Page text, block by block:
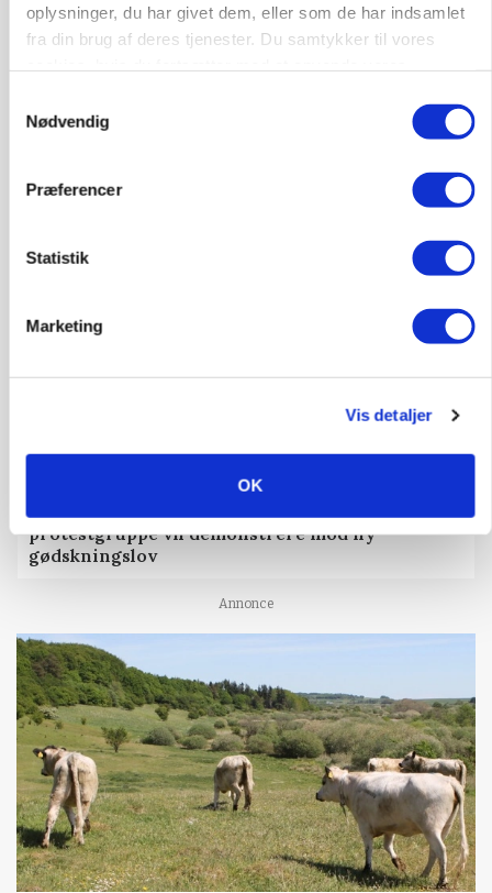
oplysninger, du har givet dem, eller som de har indsamlet
fra din brug af deres tjenester. Du samtykker til vores
Nødvendig
Præferencer
Statistik
Marketing
Vis detaljer
OK
Rådgiver om DB-Tjek: Små justeringer kan give
store besparelser
»Nu stopper I«: Landbrugsdebattør og
protestgruppe vil demonstrere mod ny
gødskningslov
Annonce